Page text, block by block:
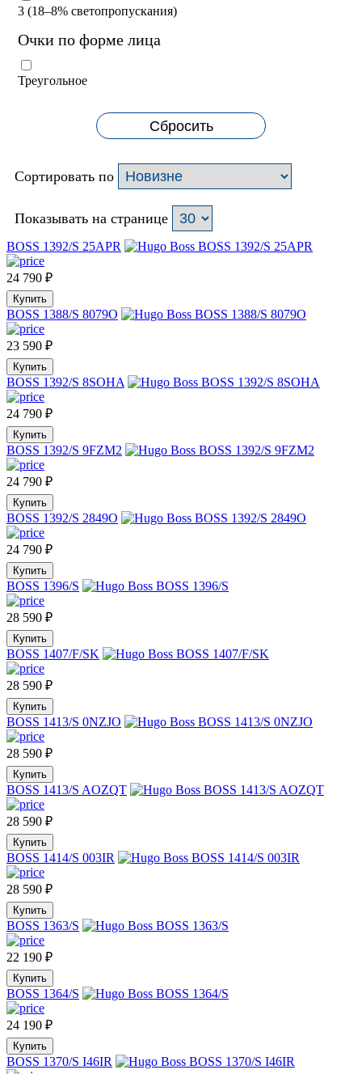
3 (18–8% светопропускания)
Очки по форме лица
Треугольное
Сбросить
Сортировать по
Показывать на странице
BOSS 1392/S 25APR
24 790 ₽
Купить
BOSS 1388/S 8079O
23 590 ₽
Купить
BOSS 1392/S 8SOHA
24 790 ₽
Купить
BOSS 1392/S 9FZM2
24 790 ₽
Купить
BOSS 1392/S 2849O
24 790 ₽
Купить
BOSS 1396/S
28 590 ₽
Купить
BOSS 1407/F/SK
28 590 ₽
Купить
BOSS 1413/S 0NZJO
28 590 ₽
Купить
BOSS 1413/S AOZQT
28 590 ₽
Купить
BOSS 1414/S 003IR
28 590 ₽
Купить
BOSS 1363/S
22 190 ₽
Купить
BOSS 1364/S
24 190 ₽
Купить
BOSS 1370/S I46IR